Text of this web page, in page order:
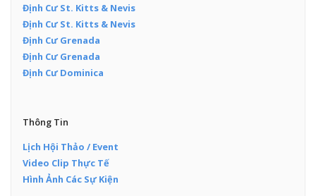
Định Cư St. Kitts & Nevis
Định Cư St. Kitts & Nevis
Định Cư Grenada
Định Cư Grenada
Định Cư Dominica
Thông Tin
Lịch Hội Thảo / Event
Video Clip Thực Tế
Hình Ảnh Các Sự Kiện